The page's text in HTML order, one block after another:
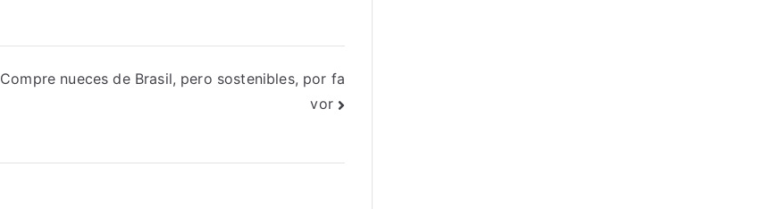
Compre nueces de Brasil, pero sostenibles, por fa
vor